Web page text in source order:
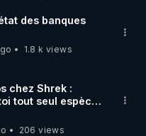
des banques
1.8 k views
chez Shrek :
tout seul espèce
206 views